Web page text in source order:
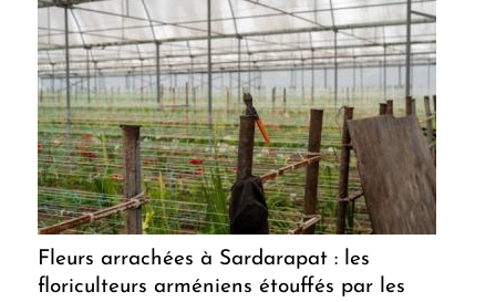
Fleurs arrachées à Sardarapat : les
floriculteurs arméniens étouffés par les